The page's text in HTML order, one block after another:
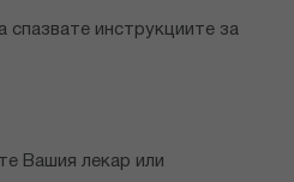
спазвате инструкциите за
Вашия лекар или